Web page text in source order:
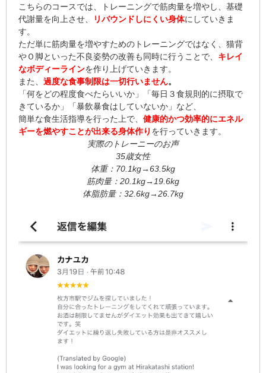
こちらのコースでは、トレーニングで筋肉量を増やし、基礎
代謝量を向上させ、
リバウンドしにくい身体にしていきま
す。
ただ単に筋肉量を増やすためのトレーニングではなく、猫背
やＯ脚といった不良姿勢の改善も同時に行うことで、 キレイ
なボディーラインを作り上げていきます。
また、 過度な食事制限は一切行いません。
「何をどの程度食べたらいいか」「毎日３食規則的に摂取で
きているか」「暴飲暴食はしていないか」など、
簡単な食生活指導を行った上で、 健康的かつ効率的にエネル
ギーを燃やすことが出来る身体作り を行っていきます。
実際のトレーニーのお声
35歳女性
体重：70.1kg→63.5kg
筋肉量：20.1kg→19.6kg
体脂肪量：32.6kg→26.7kg